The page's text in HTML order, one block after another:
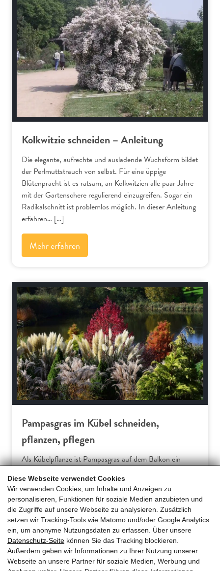
Diese Webseite verwendet Cookies
Wir verwenden Cookies, um Inhalte und Anzeigen zu
personalisieren, Funktionen für soziale Medien anzubieten und
die Zugriffe auf unsere Webseite zu analysieren. Zusätzlich
setzen wir Tracking-Tools wie Matomo und/oder Google Analytics
ein, um anonyme Nutzungsdaten zu erfassen. Über unsere
Datenschutz-Seite können Sie das Tracking blockieren.
Außerdem geben wir Informationen zu Ihrer Nutzung unserer
Webseite an unsere Partner für soziale Medien, Werbung und
Kolkwitzie schneiden – Anleitung
Die elegante, aufrechte und ausladende Wuchsform bildet
der Perlmuttstrauch von selbst. Für eine üppige
Blütenpracht ist es ratsam, an Kolkwitzien alle paar Jahre
mit der Gartenschere regulierend einzugreifen. Sogar ein
Radikalschnitt ist problemlos möglich. In dieser Anleitung
erfahren… […]
Mehr erfahren
Schnitt-Anleitungen
Pampasgras im Kübel schneiden,
pflanzen, pflegen
Als Kübelpflanze ist Pampasgras auf dem Balkon ein
die Privatsphäre vor neugierigen Blicken. Pompöses
Highlight im Jahr von Pampasgras (Cortaderia selloana)
sind die fluffigen Blütenähren, die sich ab September
sanft im Wind… […]
Mehr erfahren